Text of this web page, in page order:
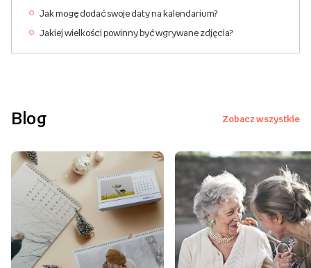
Jak mogę dodać swoje daty na kalendarium?
Jakiej wielkości powinny być wgrywane zdjęcia?
Blog Zobacz wszystkie